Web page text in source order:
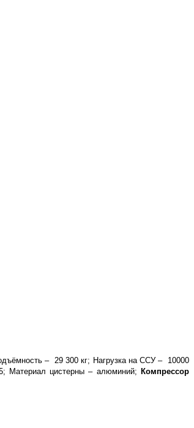
– 29 300 кг; Нагрузка на ССУ – 10000
Материал цистерны – алюминий; Компрессор